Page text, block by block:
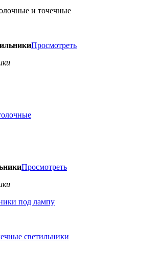
и точечные
Просмотреть
Просмотреть
под лампу
светильники